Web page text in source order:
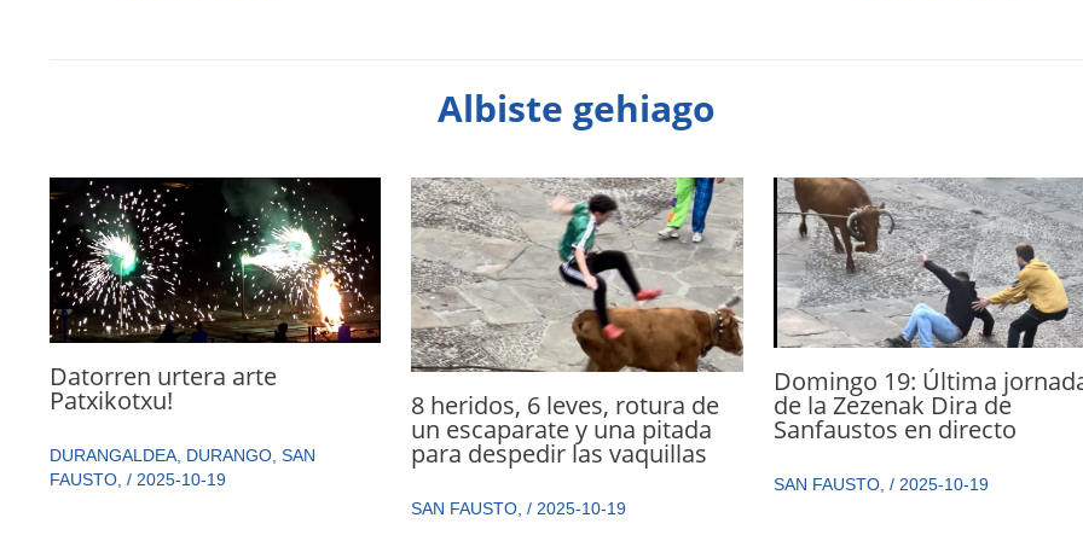
Albiste gehiago
Datorren urtera arte
Patxikotxu!
DURANGALDEA, DURANGO, SAN
FAUSTO, / 2025-10-19
8 heridos, 6 leves, rotura de
un escaparate y una pitada
para despedir las vaquillas
SAN FAUSTO ,/ 2025-10-19
Domingo 19: Última
de la Zezenak Dira de
Sanfaustos en directo
SAN FAUSTO, / 2025-10-19